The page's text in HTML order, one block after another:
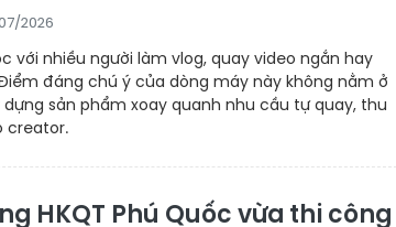
07/2026
với nhiều người làm vlog, quay video ngắn hay
đáng chú ý của dòng máy này không nằm ở
sản phẩm xoay quanh nhu cầu tự quay, thu
creator.
HKQT Phú Quốc vừa thi công